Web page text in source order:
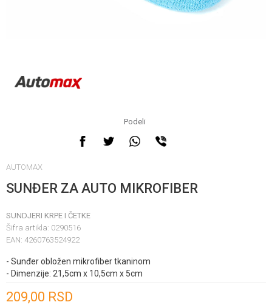
Podeli
AUTOMAX
SUNĐER ZA AUTO MIKROFIBER
SUNDJERI KRPE I ČETKE
Šifra artikla: 0290516
EAN: 4260763524922
- Sunđer obložen mikrofiber tkaninom
- Dimenzije: 21,5cm x 10,5cm x 5cm
209,00 RSD